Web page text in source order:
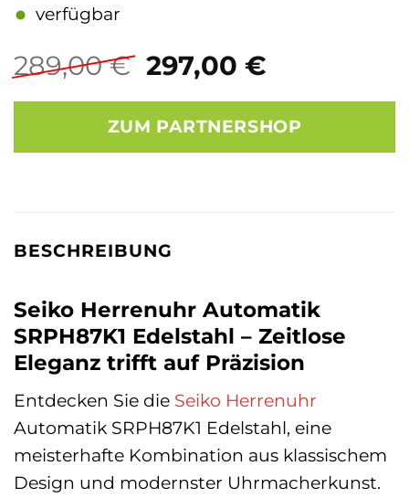
289,00€ Ursprünglicher
Preis
war:
289,00 €
297,00 €Aktueller
ist:
297,00 €.
verfügbar
ZUM PARTNERSHOP
BESCHREIBUNG
Seiko Herrenuhr Automatik
SRPH87K1 Edelstahl – Zeitlose
Eleganz trifft auf Präzision
Entdecken Sie die Seiko Herrenuhr
Automatik SRPH87K1 Edelstahl, eine
meisterhafte Kombination aus klassischem
Design und modernster Uhrmacherkunst.